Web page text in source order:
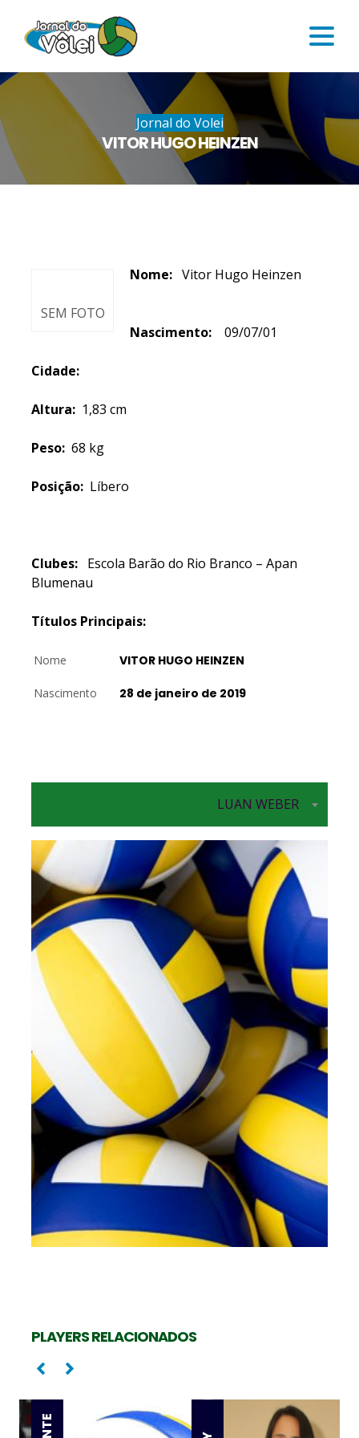
Jornal do Volei
VITOR HUGO HEINZEN
SEM FOTO
Nome: Vitor Hugo Heinzen
Nascimento: 09/07/01
Cidade:
Altura: 1,83 cm
Peso: 68 kg
Posição: Líbero
Clubes: Escola Barão do Rio Branco – Apan
Blumenau
Títulos Principais:
Nome VITOR HUGO HEINZEN
Nascimento 28 de janeiro de 2019
LUAN WEBER
PLAYERS RELACIONADOS
Oposta